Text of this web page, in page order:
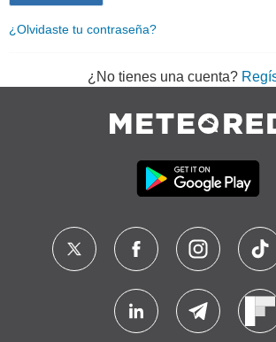
¿Olvidaste tu contraseña?
¿No tienes una cuenta?